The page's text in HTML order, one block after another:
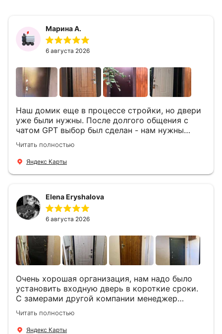
Марина А.
6 августа 2026
Наш домик еще в процессе стройки, но двери
уже были нужны. После долгого общения с
чатом GPT выбор был сделан - нам нужны
двери Аргус Термо Композит, которые нашлись
в компании ДвериОпт . Менеджер Филипп
ответил на все вопросы, посчитал стоимость и
установили две двери, ответили на все
вопросы . Выполненной работой мы довольны.
Огромная всем благодарность!
Читать полностью
Яндекс Карты
Elena Eryshalova
6 августа 2026
Очень хорошая организация, нам надо было
установить входную дверь в короткие сроки.
С замерами другой компании менеджер
компании Филлип, быстро предоставил нам
варианты дверей, монтаж тоже был очень
четкий, позвонили, согласовали и установили
Читать полностью
Яндекс Карты